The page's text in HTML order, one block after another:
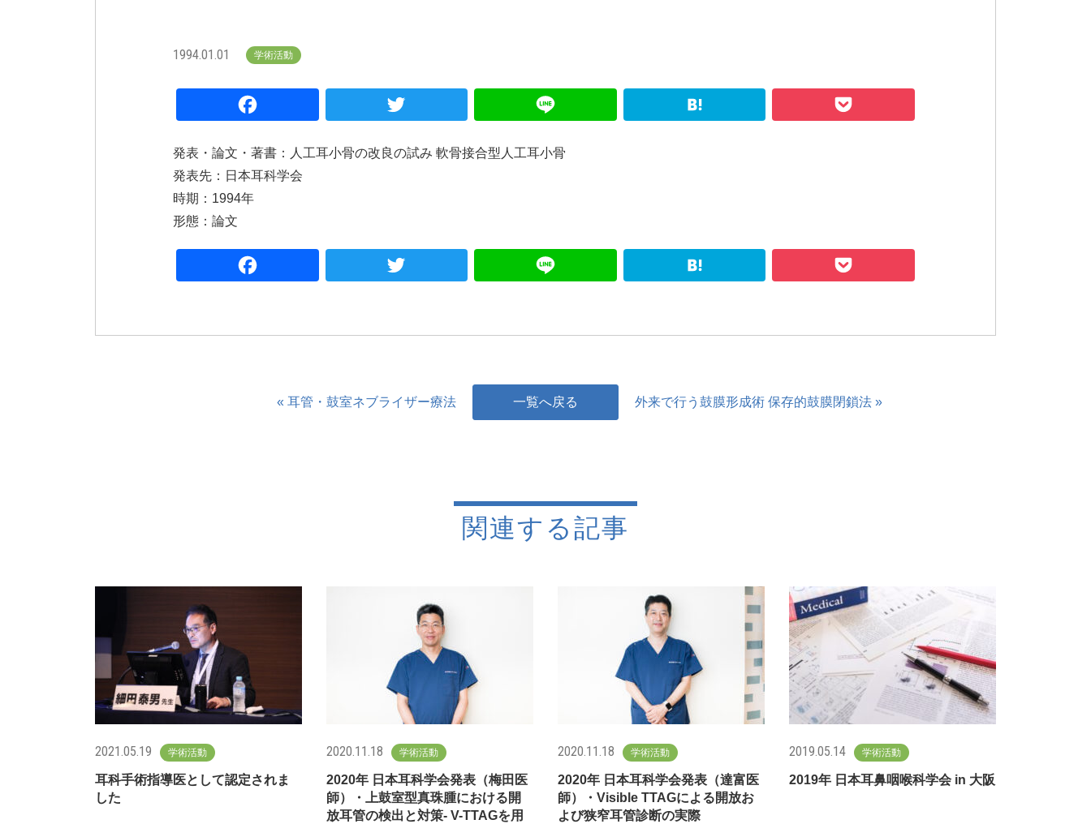
1994.01.01 学術活動
Facebook Twitter Hatena
発表・論文・著書：人工耳小骨の改良の試み 軟骨接合型人工耳小骨
発表先：日本耳科学会
時期：1994年
形態：論文
Facebook Twitter Hatena
« 耳管・鼓室ネブライザー療法 一覧へ戻る 外来で行う鼓膜形成術 保存的鼓膜閉鎖法 »
関連する記事
2021.05.19 学術活動
耳科手術指導医として認定されま
した
2020.11.18 学術活動
2020年 日本耳科学会発表（梅田医
師）・上鼓室型真珠腫における開
放耳管の検出と対策- V-TTAGを用
2020.11.18 学術活動
2020年 日本耳科学会発表（達富医
師）・Visible TTAGによる開放お
よび狭窄耳管診断の実際
2019.05.14 学術活動
2019年 日本耳鼻咽喉科学会 in 大阪